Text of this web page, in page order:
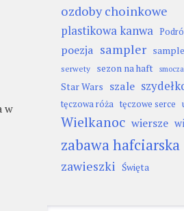
w
ozdoby choinkowe
plastikowa kanwa
poezja sampler
serwety sezon na haft
Star Wars szale
tęczowa róża tęczowe serce
Wielkanoc wiersze
zabawa hafciarska
zawieszki Święta